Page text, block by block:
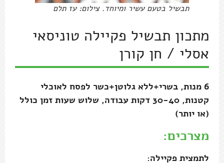
תבשיל בטעם עשיר ומיוחד. צילום: עז תלם
מתכון תבשיל פקיילה טוניסאי
אסלי / חן קורן
6 מנות, בשרי+ללא גלוטן+כשר לפסח לאוכלי
קטנות, 30-40 דקות עבודה, שלוש שעות זמן כולל
(או יותר)
מצרכים:
לתמצית פקיילה: